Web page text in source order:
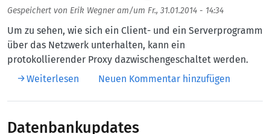
Gespeichert von Erik Wegneram/um Fr., 31.01.2014 - 14:34
Um zu sehen, wie sich ein Client- und ein Serverprogramm
über das Netzwerk unterhalten, kann ein
protokollierender Proxy dazwischengeschaltet werden.
Weiterlesen über TCP-Proxy zur Analyse einer
Neuen Kommentar hinzufügen
Datenbankupdates